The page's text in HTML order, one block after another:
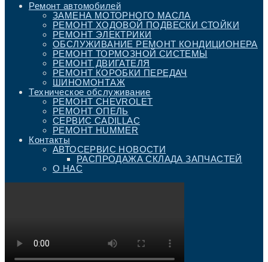
Ремонт автомобилей
ЗАМЕНА МОТОРНОГО МАСЛА
РЕМОНТ ХОДОВОЙ ПОДВЕСКИ СТОЙКИ
РЕМОНТ ЭЛЕКТРИКИ
ОБСЛУЖИВАНИЕ РЕМОНТ КОНДИЦИОНЕРА
РЕМОНТ ТОРМОЗНОЙ СИСТЕМЫ
РЕМОНТ ДВИГАТЕЛЯ
РЕМОНТ КОРОБКИ ПЕРЕДАЧ
ШИНОМОНТАЖ
Техническое обслуживание
РЕМОНТ CHEVROLET
РЕМОНТ ОПЕЛЬ
СЕРВИС CADILLAC
РЕМОНТ HUMMER
Контакты
АВТОСЕРВИС НОВОСТИ
РАСПРОДАЖА СКЛАДА ЗАПЧАСТЕЙ
О НАС